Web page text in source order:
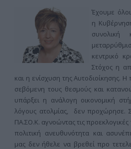
Έχουμε
η
συνολική
κεντρικό
Στόχος η
και η ενίσχυση της Αυτοδιοίκησης.
σεβόμενη τους θεσμούς και
υπάρξει η ανάλογη οικονομική
λόγους ατολμίας, δεν προχώρησε.
ΠΑ.ΣΟ.Κ. αγνοώντας τις προεκλογικές
πολιτική ανευθυνότητα και
μας δεν ήθελε να βρεθεί προ